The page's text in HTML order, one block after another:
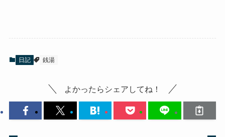
日記 銭湯
よかったらシェアしてね！